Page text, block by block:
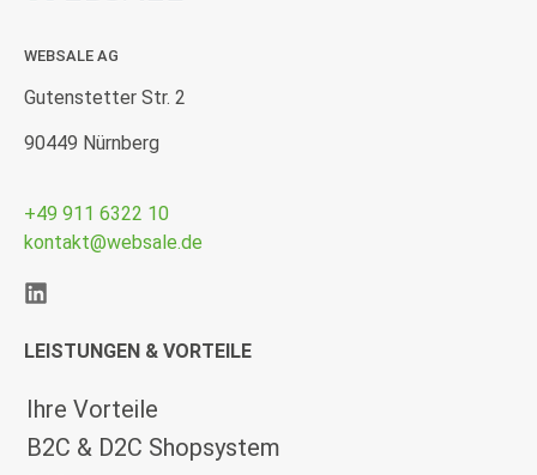
WEBSALE AG
Gutenstetter Str. 2
90449 Nürnberg
+49 911 6322 10
kontakt@websale.de
LEISTUNGEN & VORTEILE
Ihre Vorteile
B2C & D2C Shopsystem